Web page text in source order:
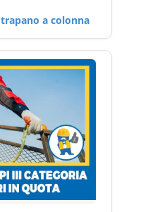
a colonna